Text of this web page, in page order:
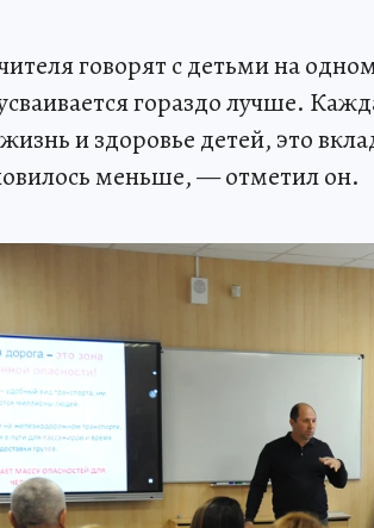
говорят с детьми на
гораздо лучше.
и здоровье детей, это
меньше, — отметил он.